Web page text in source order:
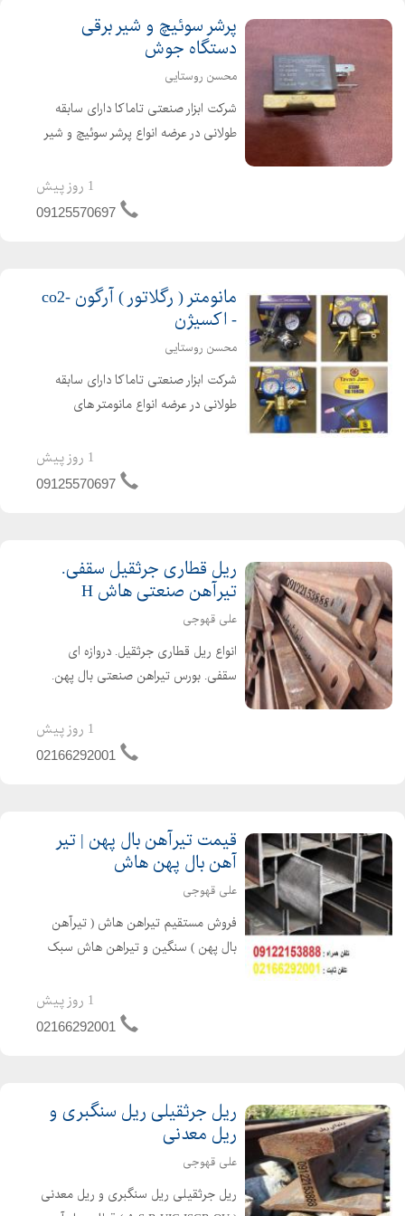
پرشر سوئیچ و شیر برقی
دستگاه جوش
محسن روستایی
شرکت ابزار صنعتی تاماکا دارای سابقه
طولانی در عرضه انواع پرشر سوئیچ و شیر
Co2 برندهای گام الکتریک ، صبا الکتریک
، اورین الکتریک و راد الکتریک
1 روز پیش
09125570697
مانومتر ( رگلاتور ) آرگون -co2
- اکسیژن
محسن روستایی
شرکت ابزار صنعتی تاماکا دارای سابقه
طولانی در عرضه انواع مانومتر های
نیتروژن ، آمونیاک ، اسیتلن با خروجی
های متغیر برای استفاده در تمام کارهای
1 روز پیش
09125570697
ریل قطاری جرثقیل سقفی.
تیرآهن صنعتی هاش H
علی قهوجی
انواع ریل قطاری جرثقیل. دروازه ای
سقفی. بورس تیراهن صنعتی بال پهن.
تلفن همراه : 09122153888 تلفن ثابت :
02166292001 نام و نام خانوادگی علی
1 روز پیش
02166292001
قیمت تیرآهن بال پهن | تیر
آهن بال پهن هاش
علی قهوجی
فروش مستقیم تیراهن هاش ( تیرآهن
بال پهن ) سنگین و تیراهن هاش سبک
سایزها با گواهینامه کیفیت ( سرتیفیکیت
هاش ) محصول کشور کره 09122153888_
1 روز پیش
02166292001
ریل جرثقیلی ریل سنگبری و
ریل معدنی
علی قهوجی
ریل جرثقیلی ریل سنگبری و ریل معدنی